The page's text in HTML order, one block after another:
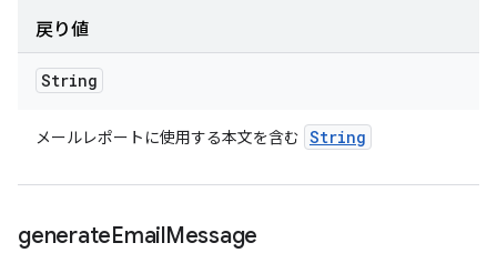
戻り値
String
メールレポートに使用する本文を含む String
generateEmailMessage